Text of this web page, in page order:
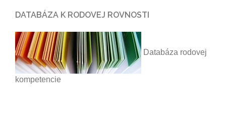
DATABÁZA K RODOVEJ ROVNOSTI
Databáza rodovej
kompetencie